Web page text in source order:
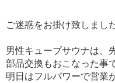
ご迷惑をお掛け致しました
男性キューブサウナは、
部品交換もおこなった事
明日はフルパワーで営業